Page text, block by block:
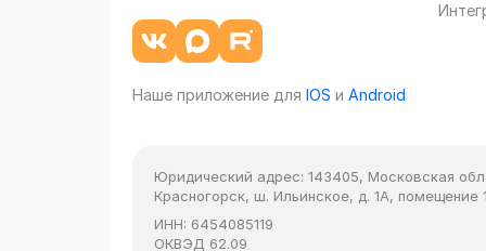
Наше приложение для IOS и Android
Юридический адрес: 143405, Московская
Красногорск, ш. Ильинское, д. 1А, помещение
ИНН: 6454085119
ОКВЭД 62.09